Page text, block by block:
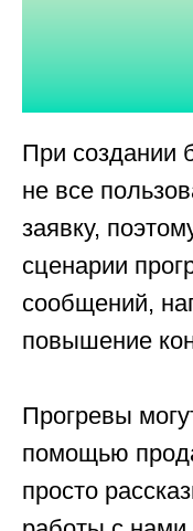
При создании
не все
заявку,
сценарии
сообщений,
повышение
Прогревы
помощью
просто